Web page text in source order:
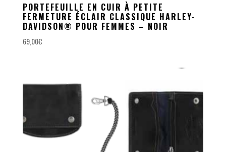
PORTEFEUILLE EN CUIR À PETITE
FERMETURE ÉCLAIR CLASSIQUE HARLEY-
DAVIDSON® POUR FEMMES – NOIR
69,00€